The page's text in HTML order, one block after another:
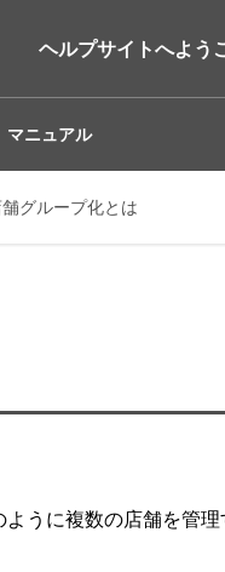
ヘルプサイトへよう
マニュアル
舗グループ化とは
うに複数の店舗を管